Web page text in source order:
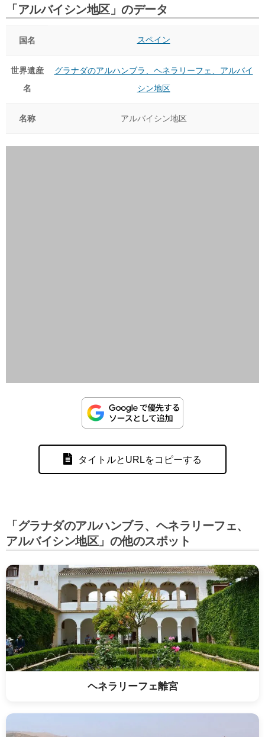
「アルバイシン地区」のデータ
国名 スペイン
世界遺産
名
グラナダのアルハンブラ、ヘネラリーフェ、アルバイ
シン地区
名称 アルバイシン地区
タイトルとURLをコピーする
「グラナダのアルハンブラ、ヘネラリーフェ、
アルバイシン地区」の他のスポット
ヘネラリーフェ離宮